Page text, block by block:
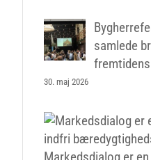
samlede
30. maj 2026
Markedsdialog er